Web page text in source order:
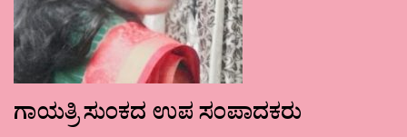
ಗಾಯತ್ರಿ ಸುಂಕದ ಉಪ ಸಂಪಾದಕರು